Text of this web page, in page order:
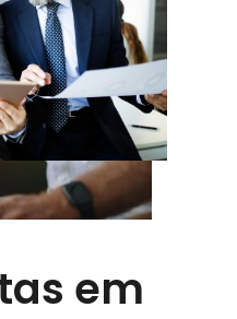
em